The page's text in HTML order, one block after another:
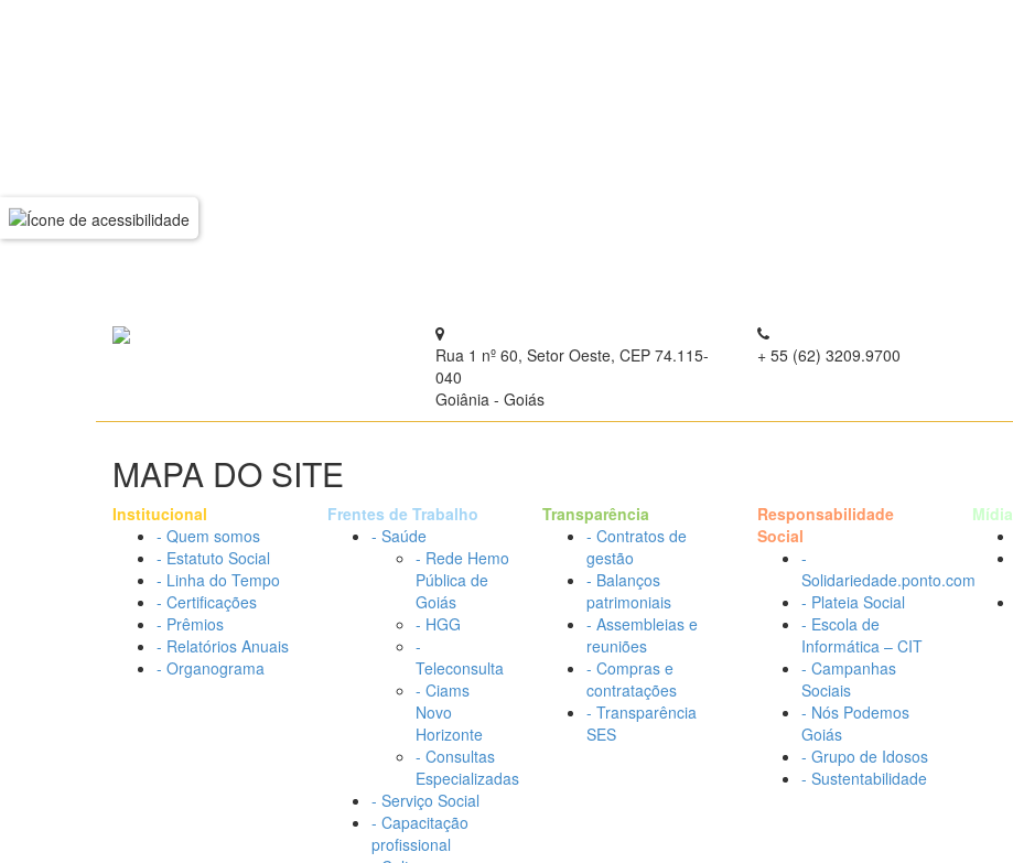
Rua 1 nº 60, Setor Oeste, CEP 74.115-
040
Goiânia - Goiás
+ 55 (62) 3209.9700
MAPA DO SITE
Institucional
- Quem somos
- Estatuto Social
- Linha do Tempo
- Certificações
- Prêmios
- Relatórios Anuais
- Organograma
Frentes de Trabalho
- Saúde
- Rede Hemo
Pública de
Goiás
- HGG
-
Teleconsulta
- Ciams
Novo
Horizonte
- Consultas
Especializadas
- Serviço Social
- Capacitação
profissional
Transparência
- Contratos de
gestão
- Balanços
patrimoniais
- Assembleias e
reuniões
- Compras e
contratações
- Transparência
SES
Responsabilidade
Social
-
Solidariedade.ponto.com
- Plateia Social
- Escola de
Informática – CIT
- Campanhas
Sociais
- Nós Podemos
Goiás
- Grupo de Idosos
- Sustentabilidade
Mídia